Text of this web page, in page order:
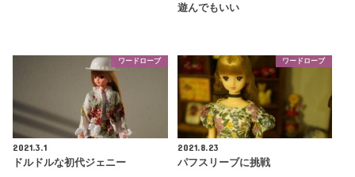
遊んでもいい
ワードローブ
2021.3.1
ドルドルな初代ジェニー
ワードローブ
2021.8.23
パフスリーブに挑戦